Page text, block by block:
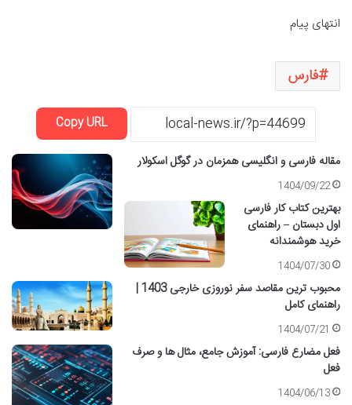
انتهای پیام
فارس
Copy URL
مقاله فارسی و انگلیسی همزمان در گوگل اسکولار
1404/09/22
بهترین کتاب کار فارسی
اول دبستان – راهنمای
خرید هوشمندانه
1404/07/30
محبوب ترین مقاصد سفر نوروزی خارجی 1403 |
راهنمای کامل
1404/07/21
فعل مضارع فارسی: آموزش جامع، مثال ها و صرف
فعل
1404/06/13